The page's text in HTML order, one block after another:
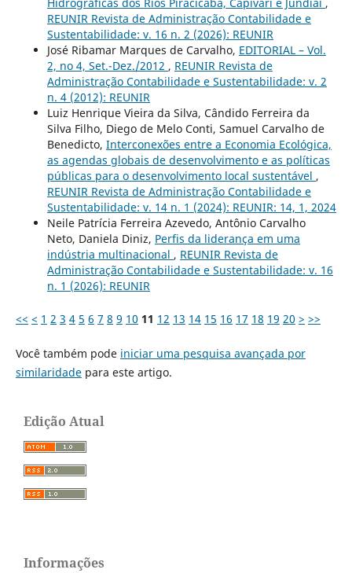
Hidrográficas dos Rios Piracicaba, Capivari e Jundiaí ,
REUNIR Revista de Administração Contabilidade e
Sustentabilidade: v. 16 n. 2 (2026): REUNIR
José Ribamar Marques de Carvalho, EDITORIAL – Vol.
2, no 4, Set.-Dez./2012 , REUNIR Revista de
Administração Contabilidade e Sustentabilidade: v. 2
n. 4 (2012): REUNIR
Luiz Henrique Vieira da Silva, Cândido Ferreira da
Silva Filho, Diego de Melo Conti, Samuel Carvalho de
Benedicto, Interconexões entre a Economia Ecológica,
as agendas globais de desenvolvimento e as políticas
públicas para o desenvolvimento local sustentável ,
REUNIR Revista de Administração Contabilidade e
Sustentabilidade: v. 14 n. 1 (2024): REUNIR: 14, 1, 2024
Neile Patrícia Ferreira Azevedo, Antônio Carvalho
Neto, Daniela Diniz, Perfis da liderança em uma
indústria multinacional , REUNIR Revista de
Administração Contabilidade e Sustentabilidade: v. 16
n. 1 (2026): REUNIR
<< < 1 2 3 4 5 6 7 8 9 10 11 12 13 14 15 16 17 18 19 20 > >>
Você também pode iniciar uma pesquisa avançada por
similaridadepara este artigo.
Edição Atual
Informações